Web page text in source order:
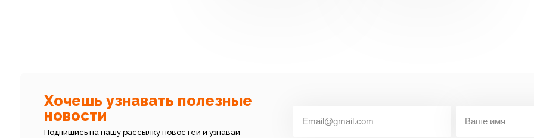
Хочешь узнавать полезные
новости
Подпишись на нашу рассылку новостей и узнавай